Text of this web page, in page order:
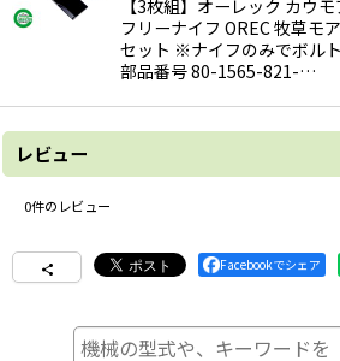
【3枚組】オーレック カウ
フリーナイフ OREC 牧草モ
セット ※ナイフのみでボル
部品番号 80-1565-821-…
レビュー
0件のレビュー
Facebookでシェア